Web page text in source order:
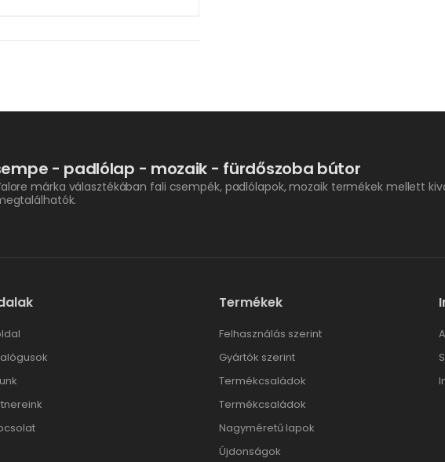
- padlólap - mozaik - fürdőszoba bútor
márka választékában fali csempék, padlólapok, mozaik termékek mellett
Termékek
Felhasználás szerint
Gyártók szerint
Termékcsaládok
Termékcsaládok
Nagyméretű lapok
Újdonságok